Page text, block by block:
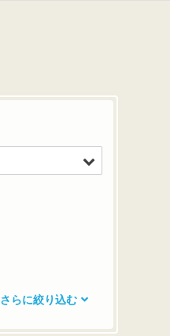
さらに絞り込む